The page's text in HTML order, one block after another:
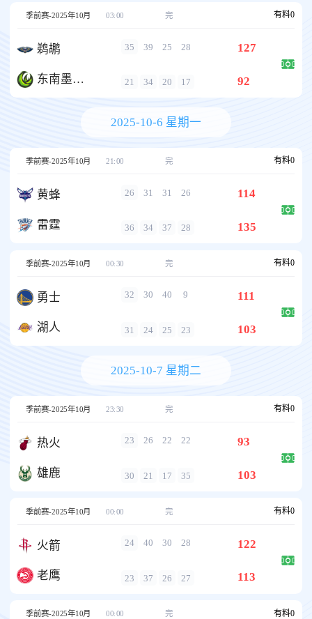
季前赛-2025年10月 03:00 完 有料0
鹈鹕
东南墨尔本凤凰
35 39 25 28
21 34 20 17
127
92
2025-10-6 星期一
季前赛-2025年10月 21:00 完 有料0
黄蜂
雷霆
26 31 31 26
36 34 37 28
114
135
季前赛-2025年10月 00:30 完 有料0
勇士
湖人
32 30 40 9
31 24 25 23
111
103
2025-10-7 星期二
季前赛-2025年10月 23:30 完 有料0
热火
雄鹿
23 26 22 22
30 21 17 35
93
103
季前赛-2025年10月 00:00 完 有料0
火箭
老鹰
24 40 30 28
23 37 26 27
122
113
季前赛-2025年10月 00:00 完 有料0